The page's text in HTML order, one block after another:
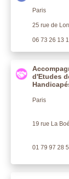
Paris
25 rue de
06 73 26 13
d'Etudes
Paris
19 rue La
01 79 97 28